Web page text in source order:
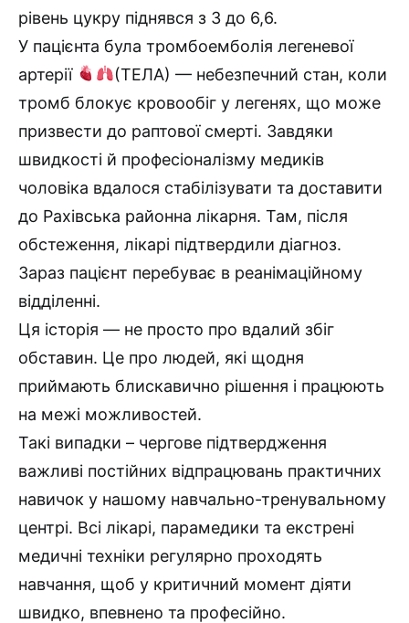
рівень цукру піднявся з 3 до 6,6.
У пацієнта була тромбоемболія легеневої
артерії
(ТЕЛА) — небезпечний стан, коли
тромб блокує кровообіг у легенях, що може
призвести до раптової смерті. Завдяки
швидкості й професіоналізму медиків
чоловіка вдалося стабілізувати та доставити
до Рахівська районна лікарня. Там, після
обстеження, лікарі підтвердили діагноз.
Зараз пацієнт перебуває в реанімаційному
відділенні.
Ця історія — не просто про вдалий збіг
обставин. Це про людей, які щодня
приймають блискавично рішення і працюють
на межі можливостей.
Такі випадки – чергове підтвердження
важливі постійних відпрацювань практичних
навичок у нашому навчально-тренувальному
центрі. Всі лікарі, парамедики та екстрені
медичні техніки регулярно проходять
навчання, щоб у критичний момент діяти
швидко, впевнено та професійно.